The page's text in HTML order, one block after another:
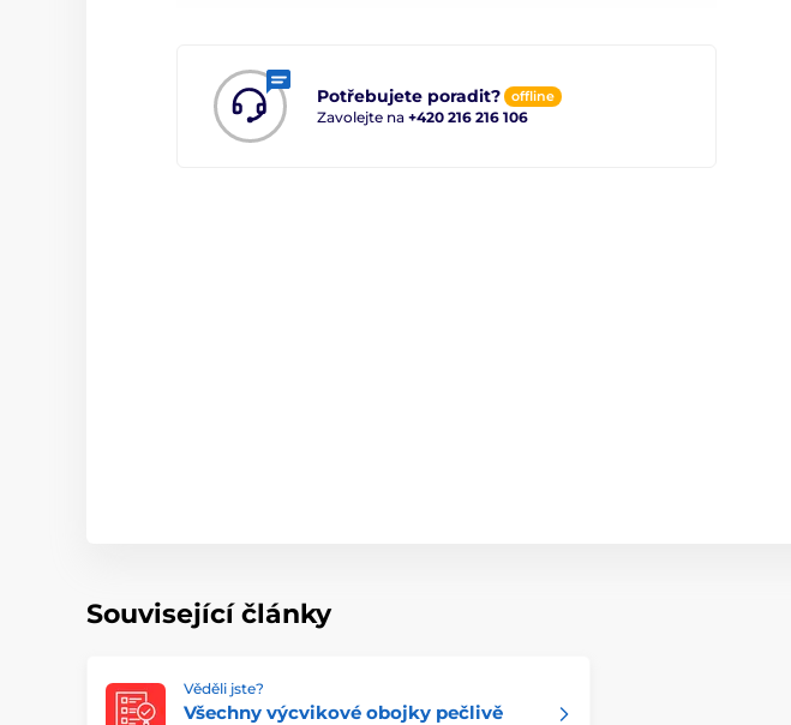
Potřebujete poradit? offline
Zavolejte na +420 216 216 106
Související články
Věděli jste?
Všechny výcvikové obojky pečlivě